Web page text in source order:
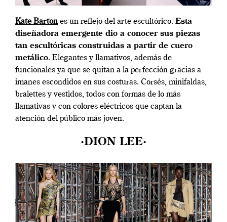
Kate Bartones un reflejo del arte escultórico. Esta
diseñadora emergente dio a conocer sus piezas
tan escultóricas construidas a partir de cuero
metálico. Elegantes y llamativos, además de
funcionales ya que se quitan a la perfección gracias a
imanes escondidos en sus costuras. Corsés, minifaldas,
bralettes y vestidos, todos con formas de lo más
llamativas y con colores eléctricos que captan la
atención del público más joven.
·DION LEE·